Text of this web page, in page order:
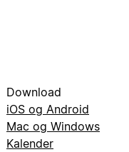
Download
iOS og Android
Mac og Windows
Kalender